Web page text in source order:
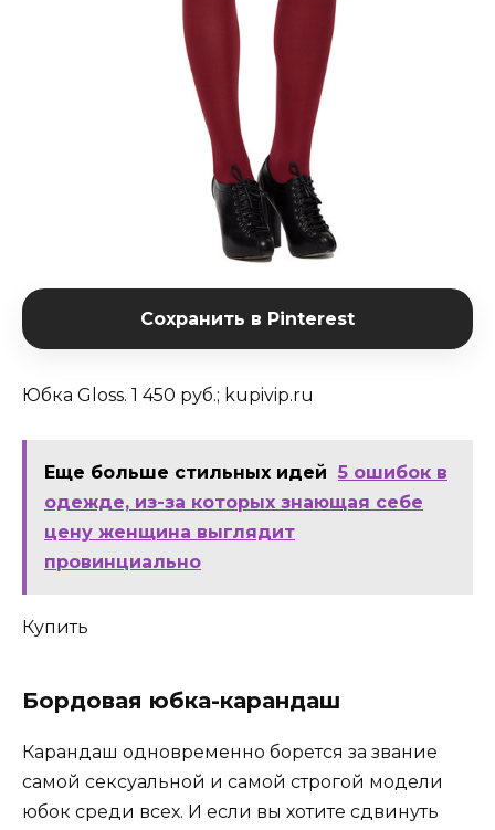
Сохранить в Pinterest
Юбка Gloss. 1 450 руб.; kupivip.ru
Еще больше стильных идей 5 ошибок в
одежде, из-за которых знающая себе
цену женщина выглядит
провинциально
Купить
Бордовая юбка-карандаш
Карандаш одновременно борется за звание
самой сексуальной и самой строгой модели
юбок среди всех. И если вы хотите сдвинуть